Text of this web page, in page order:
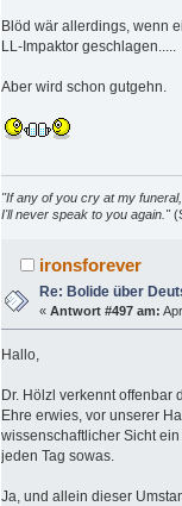
Blöd wär allerdings, wenn
LL-Impaktor geschlagen.....
Aber wird schon gutgehn.
"If any of you cry at my funeral,
I'll never speak to you again."
ironsforever
Re: Bolide über
«Antwort #497 am:
Hallo,
Dr. Hölzl verkennt offenbar
Ehre erwies, vor unserer
wissenschaftlicher Sicht
jeden Tag sowas.
Ja, und allein dieser